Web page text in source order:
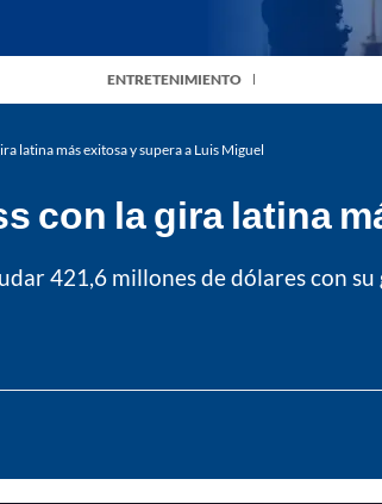
ENTRETENIMIENTO
latina más exitosa y supera a Luis Miguel
con la gira latina
421,6 millones de dólares con